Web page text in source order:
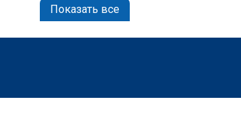
Показать все